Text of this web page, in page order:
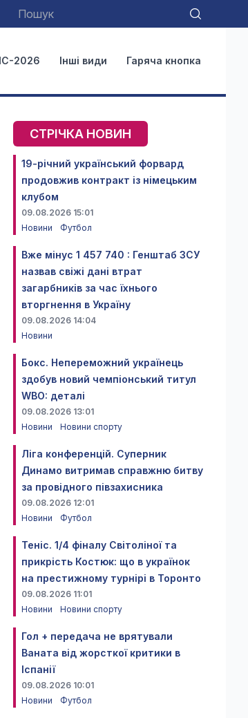
2026 Інші види Гаряча кнопка
СТРІЧКА НОВИН
19-річний український форвард
продовжив контракт із німецьким
клубом
09.08.2026 15:01
Новини
Футбол
Вже мінус 1 457 740 : Генштаб ЗСУ
назвав свіжі дані втрат
загарбників за час їхнього
вторгнення в Україну
09.08.2026 14:04
Новини
Бокс. Непереможний українець
здобув новий чемпіонський титул
WBO: деталі
09.08.2026 13:01
Новини
Новини спорту
Ліга конференцій. Суперник
Динамо витримав справжню битву
за провідного півзахисника
09.08.2026 12:01
Новини
Футбол
Теніс. 1/4 фіналу Світоліної та
прикрість Костюк: що в українок
на престижному турнірі в Торонто
09.08.2026 11:01
Новини
Новини спорту
Гол + передача не врятували
Ваната від жорсткої критики в
Іспанії
09.08.2026 10:01
Новини
Футбол